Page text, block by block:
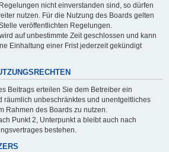
nicht einverstanden sind, so dürfen
nutzen. Für die Nutzung des Boards gelten
veröffentlichten Regelungen.
auf unbestimmte Zeit geschlossen und kann
Einhaltung einer Frist jederzeit gekündigt
Beitrags erteilen Sie dem Betreiber ein
räumlich unbeschränktes und unentgeltliches
Rahmen des Boards zu nutzen.
Punkt 2, Unterpunkt a bleibt auch nach
bestehen.